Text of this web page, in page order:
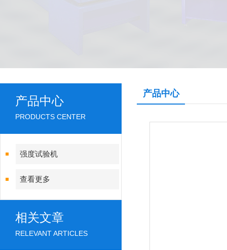
产品中心
PRODUCTS CENTER
强度试验机
查看更多
相关文章
RELEVANT ARTICLES
产品中心